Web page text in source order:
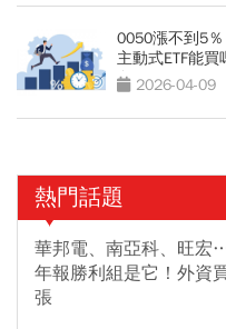
0050漲不到5
主動式ETF能
久」2026-04-09
熱門話題
華邦電、南亞科、旺宏
年報勝利組是它！外資
張